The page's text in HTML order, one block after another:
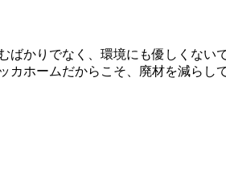
かりでなく、環境にも優しくないで
ホームだからこそ、廃材を減らし